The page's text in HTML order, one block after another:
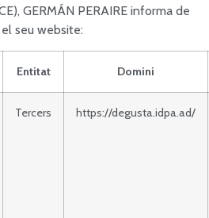
GERMÁN PERAIRE informa de
seu website:
Entitat Domini
Tercers https://degusta.idpa.ad/